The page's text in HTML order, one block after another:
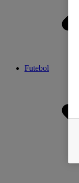
Futebol